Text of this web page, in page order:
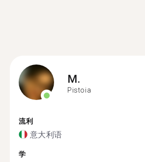
M.
Pistoia
流利
意大利语
学